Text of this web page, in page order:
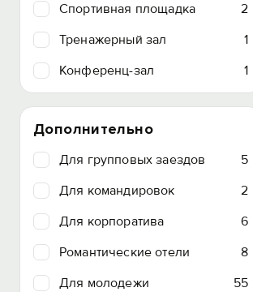
Спортивная площадка
2
Тренажерный зал
1
Конференц-зал
1
Дополнительно
Для групповых заездов
5
Для командировок
2
Для корпоратива
6
Романтические отели
8
Для молодежи
55